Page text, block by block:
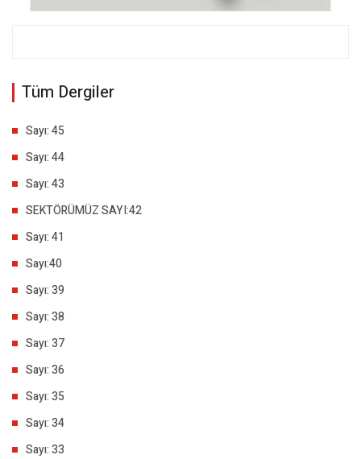
Tüm Dergiler
Sayı: 45
Sayı: 44
Sayı: 43
SEKTÖRÜMÜZ SAYI:42
Sayı: 41
Sayı:40
Sayı: 39
Sayı: 38
Sayı: 37
Sayı: 36
Sayı: 35
Sayı: 34
Sayı: 33